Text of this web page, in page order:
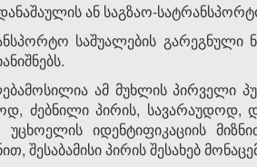
ან საგზაო-
საშუალების
ამ მუხლის პირველი
ძებნილი პირის,
უცხოელის იდენტიფიკაციის
შესაბამისი პირის შესახებ